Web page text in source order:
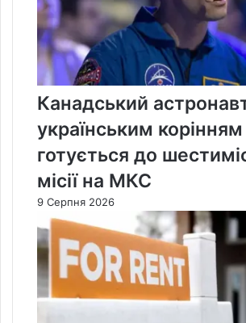
Канадський
українським корінням
готується до
місії на МКС
9 Серпня 2026